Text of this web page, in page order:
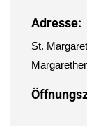
Adresse:
St.